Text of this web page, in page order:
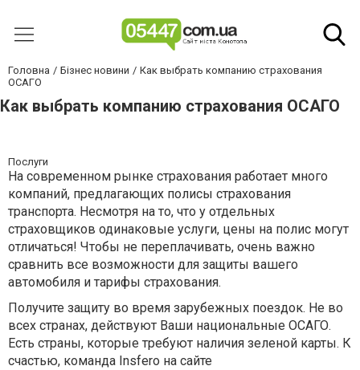
Головна Бізнес новини
Как выбрать компанию страхования
ОСАГО
Как выбрать компанию страхования ОСАГО
Послуги
На современном рынке страхования работает много
компаний, предлагающих полисы страхования
транспорта. Несмотря на то, что у отдельных
страховщиков одинаковые услуги, цены на полис могут
отличаться! Чтобы не переплачивать, очень важно
сравнить все возможности для защиты вашего
автомобиля и тарифы страхования.
Получите защиту во время зарубежных поездок. Не во
всех странах, действуют Ваши национальные ОСАГО.
Есть страны, которые требуют наличия зеленой карты. К
счастью, команда Insfero на сайте